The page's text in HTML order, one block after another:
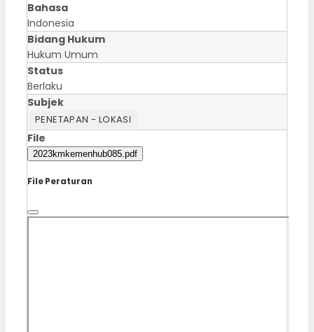
Bahasa
Indonesia
Bidang Hukum
Hukum Umum
Status
Berlaku
Subjek
PENETAPAN - LOKASI
File
2023kmkemenhub085.pdf
File Peraturan